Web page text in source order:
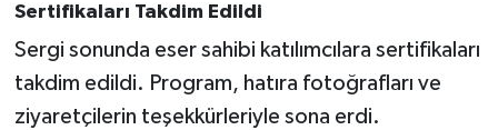
Sertifikaları Takdim Edildi
Sergi sonunda eser sahibi katılımcılara sertifikaları
takdim edildi. Program, hatıra fotoğrafları ve
ziyaretçilerin teşekkürleriyle sona erdi.